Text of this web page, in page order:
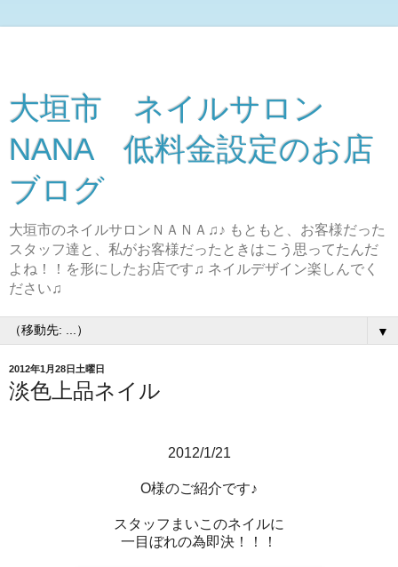
大垣市 ネイルサロン
NANA 低料金設定のお店
ブログ
大垣市のネイルサロンＮＡＮＡ♫♪ もともと、お客様だった
スタッフ達と、私がお客様だったときはこう思ってたんだ
よね！！を形にしたお店です♫ ネイルデザイン楽しんでく
ださい♫
▼
2012年1月28日土曜日
淡色上品ネイル
2012/1/21
O様のご紹介です♪
スタッフまいこのネイルに
一目ぼれの為即決！！！